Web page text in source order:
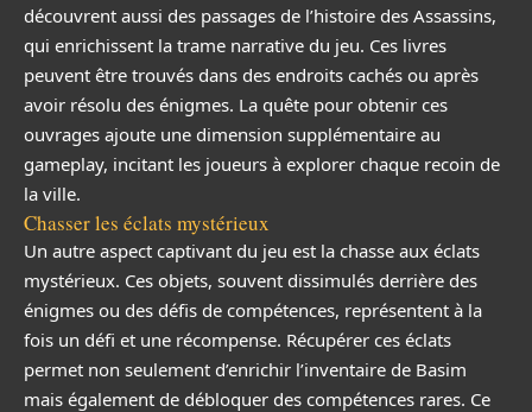
découvrent aussi des passages de l’histoire des Assassins,
qui enrichissent la trame narrative du jeu. Ces livres
peuvent être trouvés dans des endroits cachés ou après
avoir résolu des énigmes. La quête pour obtenir ces
ouvrages ajoute une dimension supplémentaire au
gameplay, incitant les joueurs à explorer chaque recoin de
la ville.
Chasser les éclats mystérieux
Un autre aspect captivant du jeu est la chasse aux éclats
mystérieux. Ces objets, souvent dissimulés derrière des
énigmes ou des défis de compétences, représentent à la
fois un défi et une récompense. Récupérer ces éclats
permet non seulement d’enrichir l’inventaire de Basim
mais également de débloquer des compétences rares. Ce